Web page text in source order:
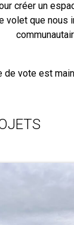
créer un
volet que nous
de vote est